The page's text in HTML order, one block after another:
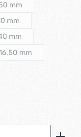
zurzeit nicht verfügbar.)
mm
zurzeit nicht verfügbar.)
mm
zurzeit nicht verfügbar.)
mm
mm
Wert ein